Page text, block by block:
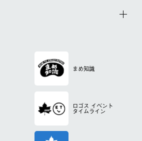
まめ知識
ロゴス イベント
タイムライン